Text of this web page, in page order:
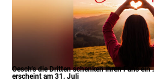
Oesch’s die Dritten schenken ihren Fans ein
erscheint am 31. Juli